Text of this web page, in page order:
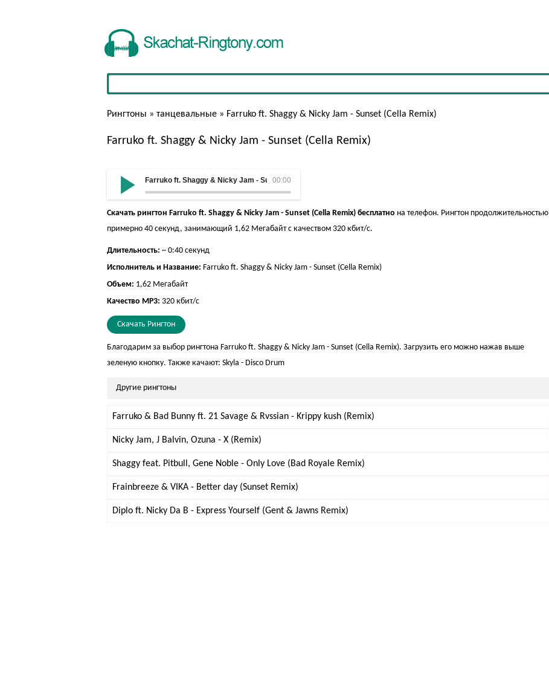
Рингтоны » танцевальные » Farruko ft. Shaggy & Nicky Jam - Sunset (Cella Remix)
Farruko ft. Shaggy & Nicky Jam - Sunset (Cella Remix)
00:00
Farruko ft. Shaggy & Nicky Jam - Sunset (Cella Remix)
Скачать рингтон Farruko ft. Shaggy & Nicky Jam - Sunset (Cella Remix) бесплатно на телефон. Рингтон продолжительностью
примерно 40 секунд, занимающий 1,62 Мегабайт с качеством 320 кбит/с.
Длительность: ~ 0:40 секунд
Исполнитель и Название: Farruko ft. Shaggy & Nicky Jam - Sunset (Cella Remix)
Объем: 1,62 Мегабайт
Качество MP3: 320 кбит/с
Скачать Рингтон
Благодарим за выбор рингтона Farruko ft. Shaggy & Nicky Jam - Sunset (Cella Remix). Загрузить его можно нажав выше
зеленую кнопку. Также качают: Skyla - Disco Drum
Другие рингтоны
Farruko & Bad Bunny ft. 21 Savage & Rvssian - Krippy kush (Remix)
Nicky Jam, J Balvin, Ozuna - X (Remix)
Shaggy feat. Pitbull, Gene Noble - Only Love (Bad Royale Remix)
Frainbreeze & VIKA - Better day (Sunset Remix)
Diplo ft. Nicky Da B - Express Yourself (Gent & Jawns Remix)